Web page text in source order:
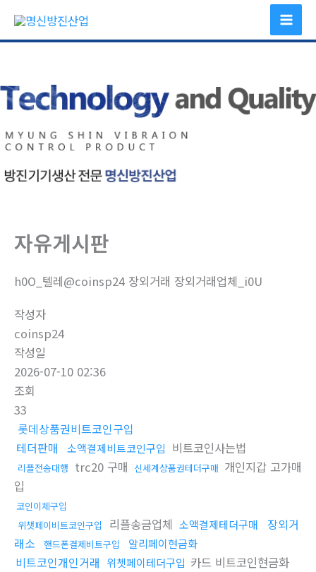
츠
건
너
기
자유게시판
h0O_텔레@coinsp24 장외거래 장외거래업체_i0U
작성자
coinsp24
작성일
2026-07-10 02:36
조회
33
롯데상품권비트코인구입
테더판매
소액결제비트코인구입 비트코인사는법
리플전송대행 trc20 구매 신세계상품권테더구매 개인지갑 고가매
입
코인이체구입
위챗페이비트코인구입
리플송금업체 소액결제테더구매
장외거
래소
핸드폰결제비트구입 알리페이현금화
비트코인개인거래 위쳇페이테더구입 카드 비트코인현금화